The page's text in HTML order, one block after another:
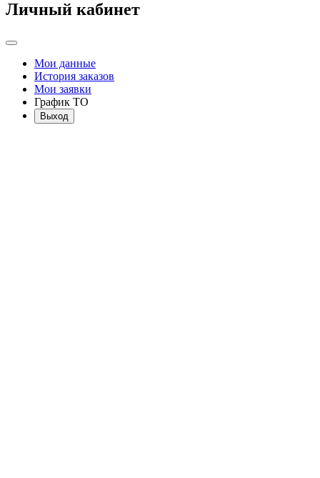
Личный кабинет
Мои данные
История заказов
Мои заявки
График ТО
Выход